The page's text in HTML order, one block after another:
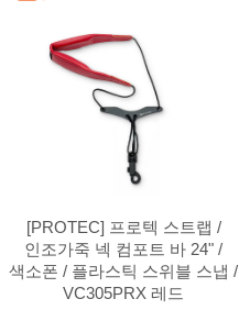
[PROTEC] 프로텍 스트랩 /
인조가죽 넥 컴포트 바 24" /
색소폰 / 플라스틱 스위블 스냅 /
VC305PRX 레드